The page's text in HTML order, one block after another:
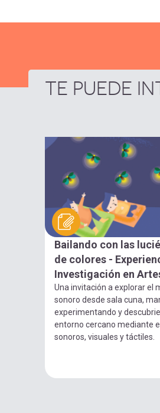
TE PUEDE
Bailando con las
de colores -
Investigación en
Una invitación a explorar el
sonoro desde sala cuna,
experimentando y
entorno cercano mediante
sonoros, visuales y táctiles.